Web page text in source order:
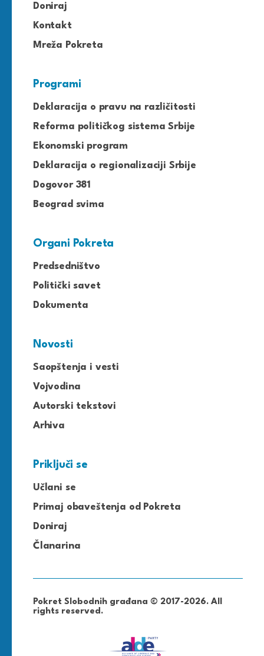
Doniraj
Kontakt
Mreža Pokreta
Programi
Deklaracija o pravu na različitosti
Reforma političkog sistema Srbije
Ekonomski program
Deklaracija o regionalizaciji Srbije
Dogovor 381
Beograd svima
Organi Pokreta
Predsedništvo
Politički savet
Dokumenta
Novosti
Saopštenja i vesti
Vojvodina
Autorski tekstovi
Arhiva
Priključi se
Učlani se
Primaj obaveštenja od Pokreta
Doniraj
Članarina
Pokret Slobodnih građana © 2017-2026. All
rights reserved.